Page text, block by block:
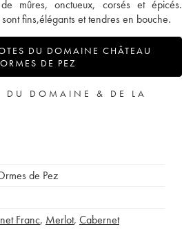
mûres, onctueux, corsés et épicés.
fins,élégants et tendres en bouche.
DU DOMAINE CHÂTEAU
DE PEZ
DU DOMAINE & DE LA
de Pez
Franc, Merlot, Cabernet